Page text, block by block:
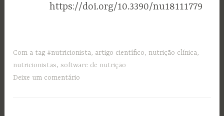
https://doi.org/10.3390/nu18111779
Com a tag #nutricionista, artigo científico, nutrição clínica,
nutricionistas,software de nutrição
Deixe um comentário